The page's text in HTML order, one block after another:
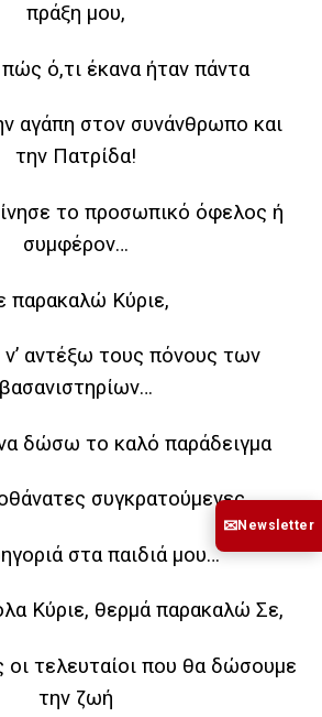
πράξη μου,
πώς ό,τι έκανα ήταν πάντα
αγάπη στον συνάνθρωπο και
την Πατρίδα!
το προσωπικό όφελος ή
συμφέρον…
παρακαλώ Κύριε,
αντέξω τους πόνους των
βασανιστηρίων…
δώσω το καλό παράδειγμα
συγκρατούμενες
στα παιδιά μου…
Κύριε, θερμά παρακαλώ Σε,
οι τελευταίοι που θα δώσουμε
την ζωή
✉Newsletter